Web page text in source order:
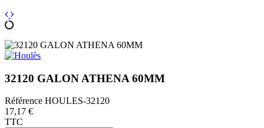
32120 GALON ATHENA 60MM
Référence HOULES-32120
17,17 €
TTC